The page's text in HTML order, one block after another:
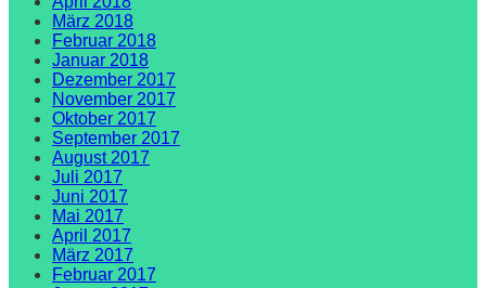
März 2018
Februar 2018
Januar 2018
Dezember 2017
November 2017
Oktober 2017
September 2017
August 2017
Juli 2017
Juni 2017
Mai 2017
April 2017
März 2017
Februar 2017